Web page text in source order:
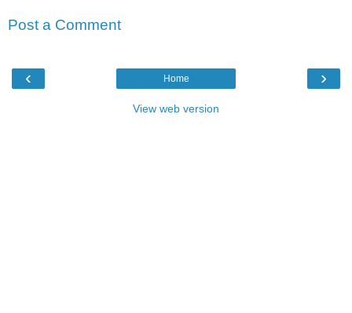
Post a Comment
‹ ›
Home
View web version